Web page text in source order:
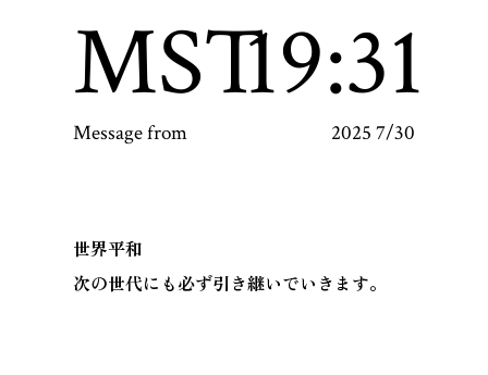
MST19:31
Message from 2025 7/30
世界平和
次の世代にも必ず引き継いでいきます。